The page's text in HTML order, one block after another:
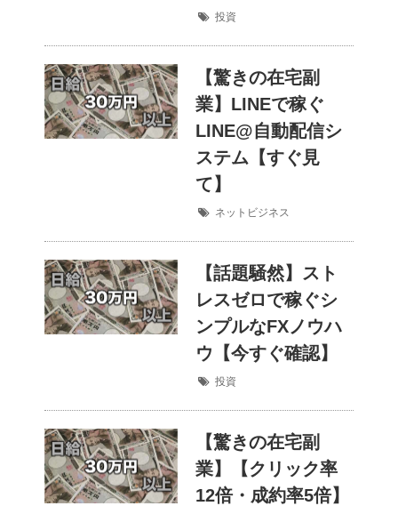
投資
【驚きの在宅副
業】LINEで稼ぐ
LINE@自動配信シ
ステム【すぐ見
て】
ネットビジネス
【話題騒然】スト
レスゼロで稼ぐシ
ンプルなFXノウハ
ウ【今すぐ確認】
投資
【驚きの在宅副
業】【クリック率
12倍・成約率5倍】